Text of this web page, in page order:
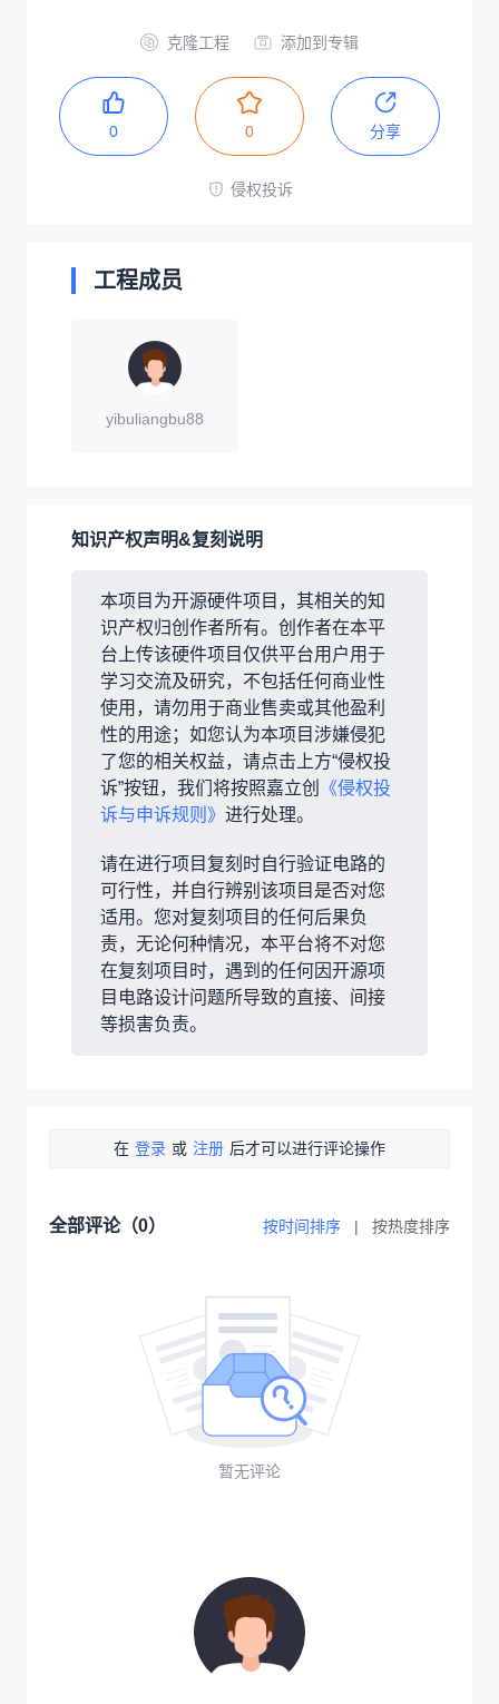
克隆工程 添加到专辑
0 0 分享
侵权投诉
工程成员
yibuliangbu88
知识产权声明&复刻说明
本项目为开源硬件项目，其相关的知
识产权归创作者所有。创作者在本平
台上传该硬件项目仅供平台用户用于
学习交流及研究，不包括任何商业性
使用，请勿用于商业售卖或其他盈利
性的用途；如您认为本项目涉嫌侵犯
了您的相关权益，请点击上方“侵权投
诉”按钮，我们将按照嘉立创
《侵权投
诉与申诉规则》 进行处理。
请在进行项目复刻时自行验证电路的
可行性，并自行辨别该项目是否对您
适用。您对复刻项目的任何后果负
责，无论何种情况，本平台将不对您
在复刻项目时，遇到的任何因开源项
目电路设计问题所导致的直接、间接
等损害负责。
在 登录 或 注册 后才可以进行评论操作
全部评论（0） 按时间排序 | 按热度排序
暂无评论